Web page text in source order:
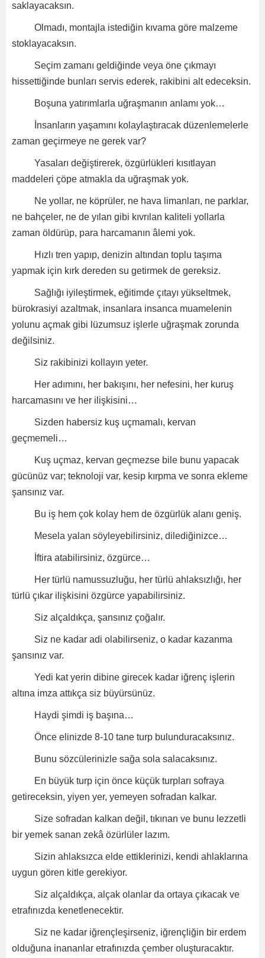
saklayacaksın.
Olmadı, montajla istediğin kıvama göre malzeme
stoklayacaksın.
Seçim zamanı geldiğinde veya öne çıkmayı
hissettiğinde bunları servis ederek, rakibini alt edeceksin.
Boşuna yatırımlarla uğraşmanın anlamı yok…
İnsanların yaşamını kolaylaştıracak düzenlemelerle
zaman geçirmeye ne gerek var?
Yasaları değiştirerek, özgürlükleri kısıtlayan
maddeleri çöpe atmakla da uğraşmak yok.
Ne yollar, ne köprüler, ne hava limanları, ne parklar,
ne bahçeler, ne de yılan gibi kıvrılan kaliteli yollarla
zaman öldürüp, para harcamanın âlemi yok.
Hızlı tren yapıp, denizin altından toplu taşıma
yapmak için kırk dereden su getirmek de gereksiz.
Sağlığı iyileştirmek, eğitimde çıtayı yükseltmek,
bürokrasiyi azaltmak, insanlara insanca muamelenin
yolunu açmak gibi lüzumsuz işlerle uğraşmak zorunda
değilsiniz.
Siz rakibinizi kollayın yeter.
Her adımını, her bakışını, her nefesini, her kuruş
harcamasını ve her ilişkisini…
Sizden habersiz kuş uçmamalı, kervan
geçmemeli…
Kuş uçmaz, kervan geçmezse bile bunu yapacak
gücünüz var; teknoloji var, kesip kırpma ve sonra ekleme
şansınız var.
Bu iş hem çok kolay hem de özgürlük alanı geniş.
Mesela yalan söyleyebilirsiniz, dilediğinizce…
İftira atabilirsiniz, özgürce…
Her türlü namussuzluğu, her türlü ahlaksızlığı, her
türlü çıkar ilişkisini özgürce yapabilirsiniz.
Siz alçaldıkça, şansınız çoğalır.
Siz ne kadar adi olabilirseniz, o kadar kazanma
şansınız var.
Yedi kat yerin dibine girecek kadar iğrenç işlerin
altına imza attıkça siz büyürsünüz.
Haydi şimdi iş başına…
Önce elinizde 8-10 tane turp bulunduracaksınız.
Bunu sözcülerinizle sağa sola salacaksınız.
En büyük turp için önce küçük turpları sofraya
getireceksin, yiyen yer, yemeyen sofradan kalkar.
Size sofradan kalkan değil, tıkınan ve bunu lezzetli
bir yemek sanan zekâ özürlüler lazım.
Sizin ahlaksızca elde ettiklerinizi, kendi ahlaklarına
uygun gören kitle gerekiyor.
Siz alçaldıkça, alçak olanlar da ortaya çıkacak ve
etrafınızda kenetlenecektir.
Siz ne kadar iğrençleşirseniz, iğrençliğin bir erdem
olduğuna inananlar etrafınızda çember oluşturacaktır.